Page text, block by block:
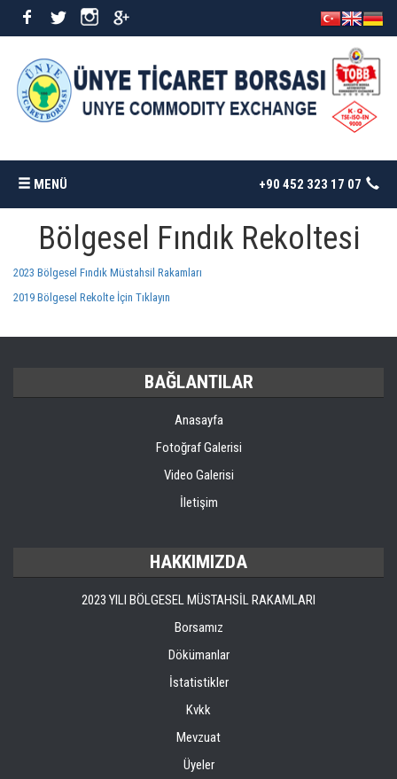
MENÜ +90 452 323 17 07
ANASAYFA
İSTATISTIKLER
GALERI
Bölgesel Fındık Rekoltesi
2023 Bölgesel Fındık Müstahsil Rakamları
2019 Bölgesel Rekolte İçin Tıklayın
BAĞLANTILAR
Anasayfa
Fotoğraf Galerisi
Video Galerisi
İletişim
HAKKIMIZDA
2023 YILI BÖLGESEL MÜSTAHSİL RAKAMLARI
Borsamız
Dökümanlar
İstatistikler
Kvkk
Mevzuat
Üyeler